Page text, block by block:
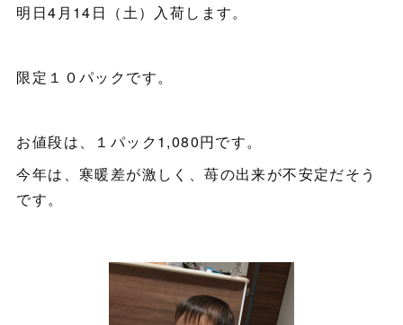
明日4月14日（土）入荷します。
限定１０パックです。
お値段は、１パック1,080円です。
今年は、寒暖差が激しく、苺の出来が不安定だそう
です。